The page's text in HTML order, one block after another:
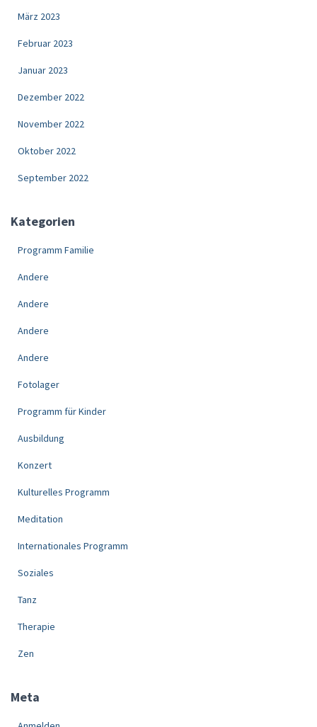
März 2023
Februar 2023
Januar 2023
Dezember 2022
November 2022
Oktober 2022
September 2022
Kategorien
Programm Familie
Andere
Andere
Andere
Andere
Fotolager
Programm für Kinder
Ausbildung
Konzert
Kulturelles Programm
Meditation
Internationales Programm
Soziales
Tanz
Therapie
Zen
Meta